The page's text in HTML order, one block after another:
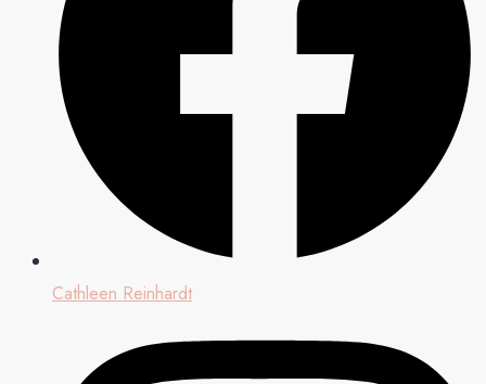
Cathleen Reinhardt